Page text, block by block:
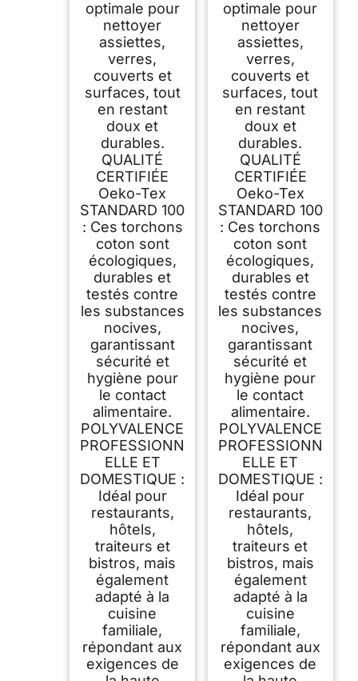
optimale pour
nettoyer
assiettes,
verres,
couverts et
surfaces, tout
en restant
doux et
durables.
QUALITÉ
CERTIFIÉE
Oeko-Tex
STANDARD 100
: Ces torchons
coton sont
écologiques,
durables et
testés contre
les substances
nocives,
garantissant
sécurité et
hygiène pour
le contact
alimentaire.
POLYVALENCE
PROFESSIONN
ELLE ET
DOMESTIQUE :
Idéal pour
restaurants,
hôtels,
traiteurs et
bistros, mais
également
adapté à la
cuisine
familiale,
répondant aux
exigences de
optimale pour
nettoyer
assiettes,
verres,
couverts et
surfaces, tout
en restant
doux et
durables.
QUALITÉ
CERTIFIÉE
Oeko-Tex
STANDARD 100
: Ces torchons
coton sont
écologiques,
durables et
testés contre
les substances
nocives,
garantissant
sécurité et
hygiène pour
le contact
alimentaire.
POLYVALENCE
PROFESSIONN
ELLE ET
DOMESTIQUE :
Idéal pour
restaurants,
hôtels,
traiteurs et
bistros, mais
également
adapté à la
cuisine
familiale,
répondant aux
exigences de